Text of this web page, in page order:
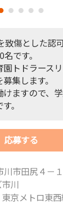
致傷とした認
です。
トドラース
集します。
ますので、
。
応募する
川市田尻４－
川
京メトロ東